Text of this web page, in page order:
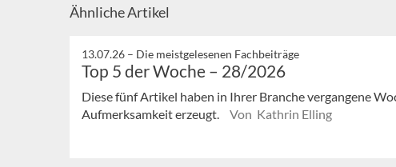
Ähnliche Artikel
13.07.26 – Die meistgelesenen Fachbeiträge
Top 5 der Woche – 28/2026
Diese fünf Artikel haben in Ihrer Branche vergangene
Aufmerksamkeit erzeugt.
Von Kathrin Elling